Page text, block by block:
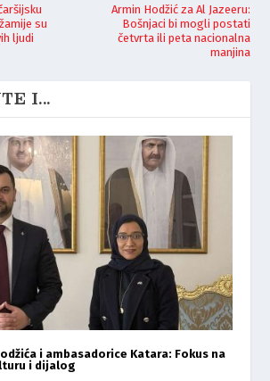
su
ljudi
Armin Hodžić za Al Jazeeru:
Bošnjaci bi mogli postati
četvrta ili peta nacionalna
manjina
I...
i ambasadorice Katara: Fokus na
i dijalog